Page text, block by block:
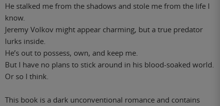
He stalked me from the shadows and stole me from the life I
know.
Jeremy Volkov might appear charming, but a true predator
lurks inside.
He’s out to possess, own, and keep me.
But I have no plans to stick around in his blood-soaked world.
Or so I think.
This book is a dark unconventional romance and contains